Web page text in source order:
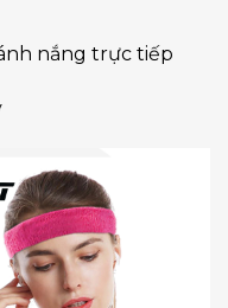
nắng trực tiếp